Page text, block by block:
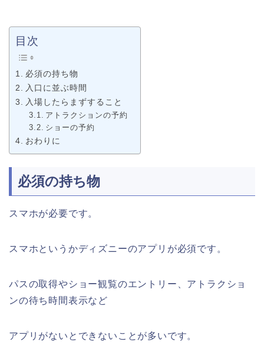
目次
必須の持ち物
入口に並ぶ時間
入場したらまずすること
アトラクションの予約
ショーの予約
おわりに
必須の持ち物
スマホが必要です。
スマホというかディズニーのアプリが必須です。
パスの取得やショー観覧のエントリー、アトラクショ
ンの待ち時間表示など
アプリがないとできないことが多いです。